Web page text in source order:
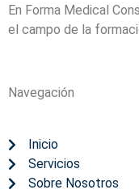
En Forma Medical
el campo de la
Navegación
Inicio
Servicios
Sobre Nosotros